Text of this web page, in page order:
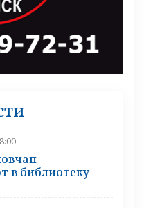
в библиотеку